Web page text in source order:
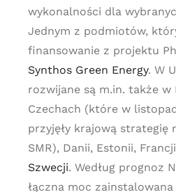
wykonalności dla
Jednym z podmiotów,
finansowanie z projektu
Synthos Green Energy. W
rozwijane są m.in. także w
Czechach (które w
przyjęły krajową strategię
SMR), Danii, Estonii,
Szwecji. Według prognoz
łączna moc